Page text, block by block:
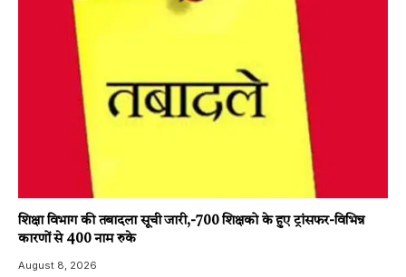
शिक्षा विभाग की तबादला सूची जारी,-700 शिक्षको के हुए ट्रांसफर-विभिन्न
कारणों से 400 नाम रुके
August 8, 2026